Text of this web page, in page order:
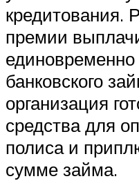
кредитования.
премии
банковского
организация
средства для
полиса и
сумме займа.